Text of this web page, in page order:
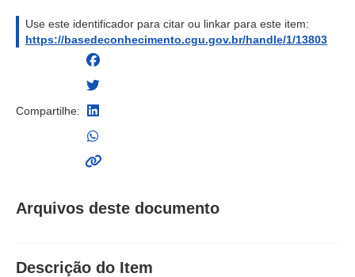
Use este identificador para citar ou linkar para este item:
https://basedeconhecimento.cgu.gov.br/handle/1/13803
Compartilhe:
Arquivos deste documento
Descrição do Item